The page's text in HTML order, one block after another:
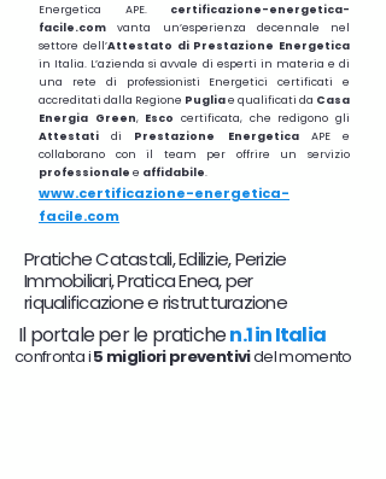
Energetica APE. certificazione-energetica-
facile.com vanta un’esperienza decennale nel
settore dell’Attestato di Prestazione Energetica
in Italia. L’azienda si avvale di esperti in materia e di
una rete di professionisti Energetici certificati e
accreditati dalla Regione Pugliae qualificati da Casa
Energia Green, Escocertificata, che redigono gli
Attestatidi Prestazione EnergeticaAPE e
collaborano con il team per offrire un servizio
professionale e affidabile.
www.certificazione-energetica-
facile.com
Pratiche Catastali, Edilizie, Perizie
Immobiliari, Pratica Enea, per
riqualificazione e ristrutturazione
Il portale per le pratichen.1 in Italia
confronta i5 migliori preventividel momento